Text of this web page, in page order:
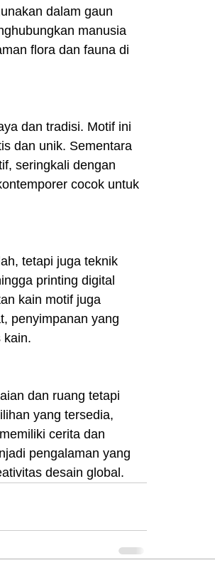
dalam gaun
manusia
flora dan fauna di
dan tradisi. Motif ini
dan unik. Sementara
seringkali dengan
cocok untuk
tetapi juga teknik
printing digital
kain motif juga
penyimpanan yang
kain.
dan ruang tetapi
yang tersedia,
cerita dan
pengalaman yang
desain global.